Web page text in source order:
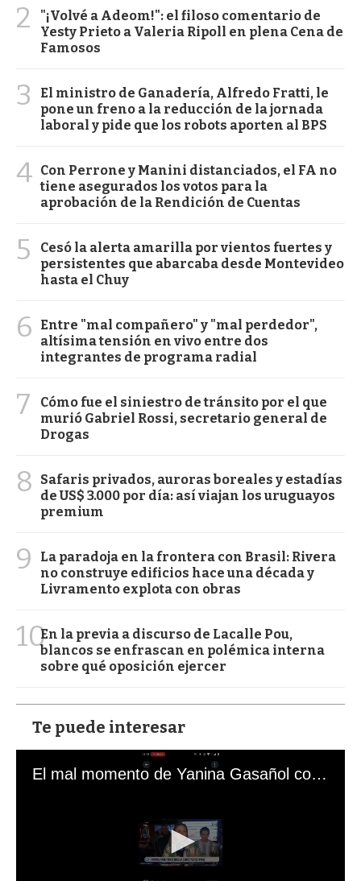
2
"¡Volvé a Adeom!": el filoso comentario de
Yesty Prieto a Valeria Ripoll en plena Cena de
Famosos
3
El ministro de Ganadería, Alfredo Fratti, le
pone un freno a la reducción de la jornada
laboral y pide que los robots aporten al BPS
4 Con Perrone y Manini distanciados, el FA no
tiene asegurados los votos para la
aprobación de la Rendición de Cuentas
5
Cesó la alerta amarilla por vientos fuertes y
persistentes que abarcaba desde Montevideo
hasta el Chuy
6
Entre "mal compañero" y "mal perdedor",
altísima tensión en vivo entre dos
integrantes de programa radial
7
Cómo fue el siniestro de tránsito por el que
murió Gabriel Rossi, secretario general de
Drogas
8
Safaris privados, auroras boreales y estadías
de US$ 3.000 por día: así viajan los uruguayos
premium
9
La paradoja en la frontera con Brasil: Rivera
no construye edificios hace una década y
Livramento explota con obras
10En la previa a discurso de Lacalle Pou,
blancos se enfrascan en polémica interna
sobre qué oposición ejercer
Te puede interesar
El mal momento de Yanina Gasañol con un hincha argentino en "Subrayado"